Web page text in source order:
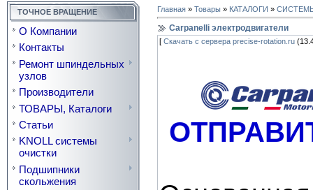
ТОЧНОЕ ВРАЩЕНИЕ
О Компании
Контакты
Ремонт шпиндельных
узлов
Производители
ТОВАРЫ, Каталоги
Статьи
KNOLL системы
очистки
Подшипники
скольжения
Главная » Товары » КАТАЛОГИ »
Carpanelli электродвигатели
[ Скачать с сервера precise-rotation.ru